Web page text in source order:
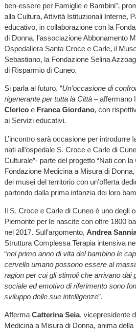
ben-essere per Famiglie e Bambini”,
alla Cultura, Attività Istituzionali Interne,
educativo, in collaborazione con la
di Donna, l’associazione Abbonamento
Ospedaliera Santa Croce e Carle, il
Sebastiano, la Fondazione Selina
di Risparmio di Cuneo.
Si parla al futuro. “Un’occasione di
rigenerante per tutta la Città– affermano
Clericoe Franca Giordano, con
ai Servizi educativi.
L’incontro sarà occasione per introdurre
nati all’ospedale S. Croce e Carle di
Culturale”- parte del progetto “Nati con la
Fondazione Medicina a Misura di
dei musei del territorio con un’offerta
partendo dalla prima infanzia dei loro
Il S. Croce e Carle di Cuneo è uno degli
Piemonte per le nascite con oltre 1800
nel 2017. Sull’argomento, Andrea
Struttura Complessa Terapia intensiva
“nel primo anno di vita del bambino le
cervello umano possono essere al
ragion per cui gli stimoli che arrivano dai
sociale ed emotivo di riferimento sono
sviluppo delle sue intelligenze”.
Afferma Catterina Seia, vicepresidente
Medicina a Misura di Donna, anima